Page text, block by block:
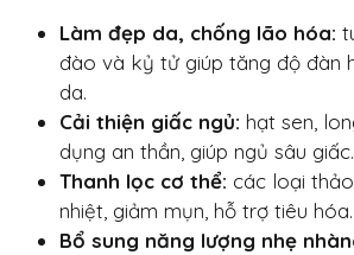
Làm đẹp da, chống lão hóa:
đào và kỷ tử giúp tăng độ đàn
da.
Cải thiện giấc ngủ: hạt sen,
dụng an thần, giúp ngủ sâu giấc.
Thanh lọc cơ thể: các loại
nhiệt, giảm mụn, hỗ trợ tiêu hóa.
Bổ sung năng lượng nhẹ